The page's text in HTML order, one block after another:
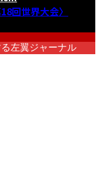
回世界大会〉
左翼ジャーナル